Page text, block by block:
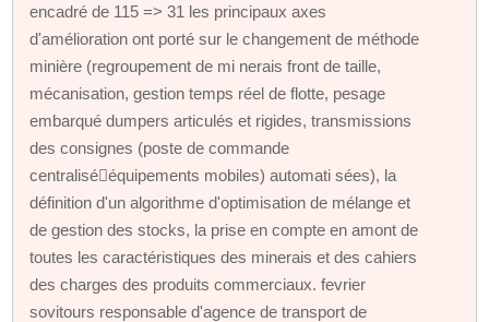
encadré de 115 => 31 les principaux axes
d'amélioration ont porté sur le changement de méthode
minière (regroupement de mi nerais front de taille,
mécanisation, gestion temps réel de flotte, pesage
embarqué dumpers articulés et rigides, transmissions
des consignes (poste de commande
centralisééquipements mobiles) automati sées), la
définition d'un algorithme d'optimisation de mélange et
de gestion des stocks, la prise en compte en amont de
toutes les caractéristiques des minerais et des cahiers
des charges des produits commerciaux. fevrier
sovitours responsable d'agence de transport de